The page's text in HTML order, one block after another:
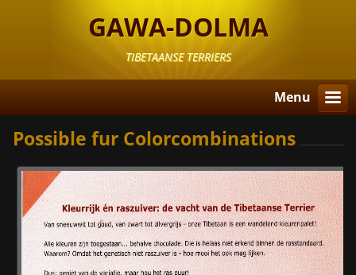
GAWA-DOLMA
TIBETAANSE TERRIERS
Menu
Possible fur Colorcombinations